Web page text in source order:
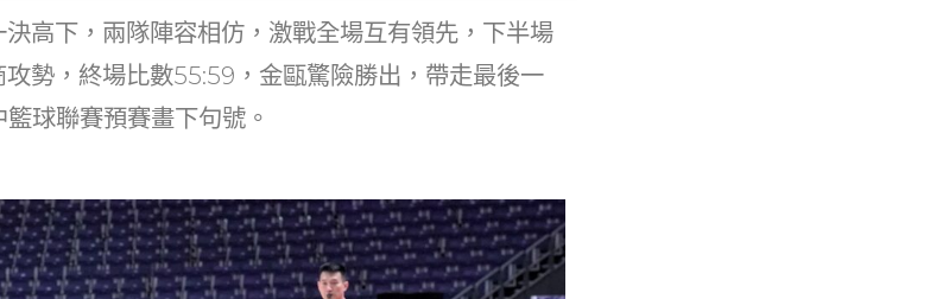
高下，兩隊陣容相仿，激戰全場互有領先，下半場
勢，終場比數55:59，金甌驚險勝出，帶走最後一
籃球聯賽預賽畫下句號。